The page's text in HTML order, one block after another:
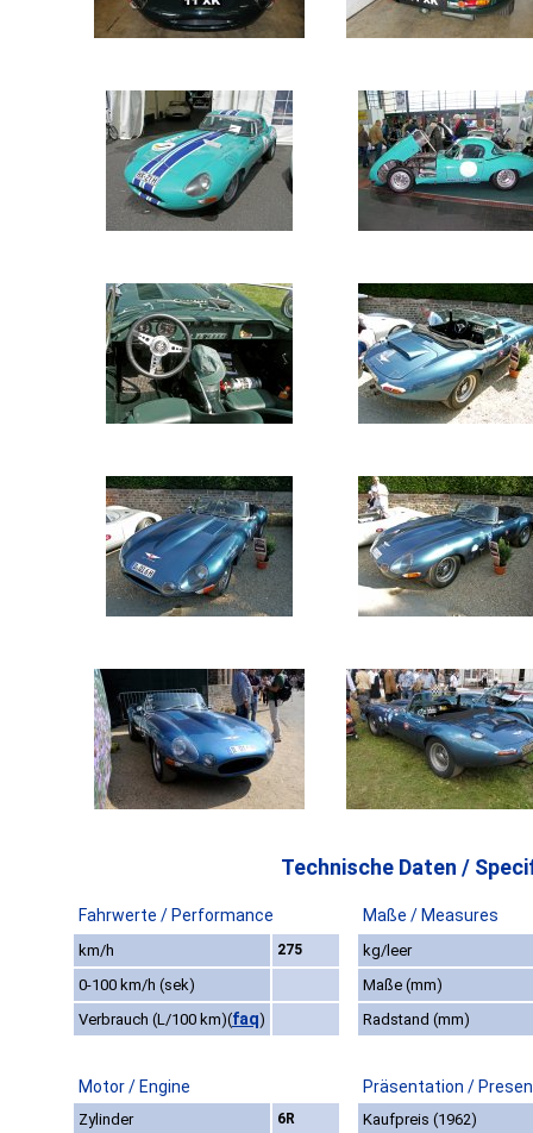
Technische Daten /
Fahrwerte / Performance Maße / Measures
km/h 275
kg/leer
0-100 km/h (sek)
Maße (mm)
Verbrauch (L/100 km)(faq) Radstand (mm)
Motor / Engine Präsentation /
Zylinder 6R
Kaufpreis (1962)